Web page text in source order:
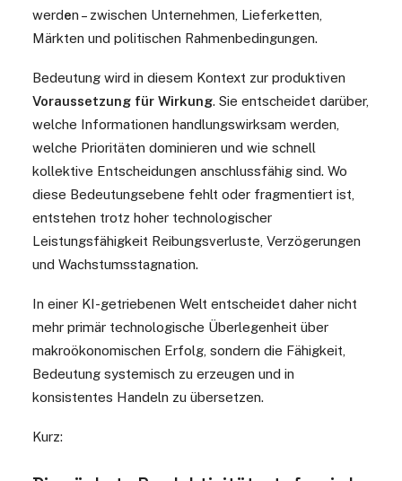
werden – zwischen Unternehmen, Lieferketten,
Märkten und politischen Rahmenbedingungen.
Bedeutung wird in diesem Kontext zur produktiven
Voraussetzung für Wirkung. Sie entscheidet darüber,
welche Informationen handlungswirksam werden,
welche Prioritäten dominieren und wie schnell
kollektive Entscheidungen anschlussfähig sind. Wo
diese Bedeutungsebene fehlt oder fragmentiert ist,
entstehen trotz hoher technologischer
Leistungsfähigkeit Reibungsverluste, Verzögerungen
und Wachstumsstagnation.
In einer KI-getriebenen Welt entscheidet daher nicht
mehr primär technologische Überlegenheit über
makroökonomischen Erfolg, sondern die Fähigkeit,
Bedeutung systemisch zu erzeugen und in
konsistentes Handeln zu übersetzen.
Kurz: